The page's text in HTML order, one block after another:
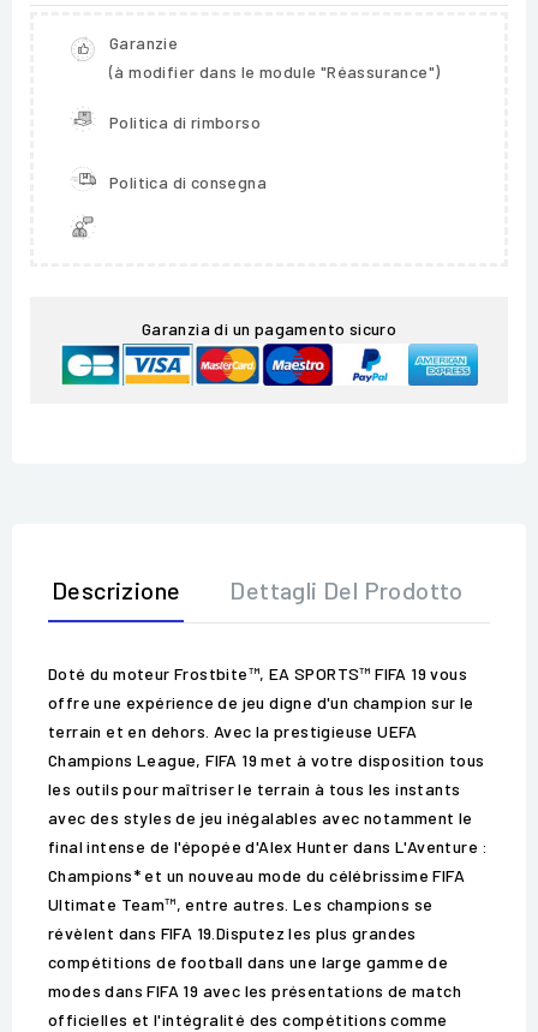
Garanzie
(à modifier dans le module "Réassurance")
Politica di rimborso
Politica di consegna
Garanzia di un pagamento sicuro
Descrizione Dettagli Del Prodotto
Doté du moteur Frostbite™, EA SPORTS™ FIFA 19 vous
offre une expérience de jeu digne d'un champion sur le
terrain et en dehors. Avec la prestigieuse UEFA
Champions League, FIFA 19 met à votre disposition tous
les outils pour maîtriser le terrain à tous les instants
avec des styles de jeu inégalables avec notamment le
final intense de l'épopée d'Alex Hunter dans L'Aventure :
Champions* et un nouveau mode du célébrissime FIFA
Ultimate Team™, entre autres. Les champions se
révèlent dans FIFA 19.Disputez les plus grandes
compétitions de football dans une large gamme de
modes dans FIFA 19 avec les présentations de match
officielles et l'intégralité des compétitions comme